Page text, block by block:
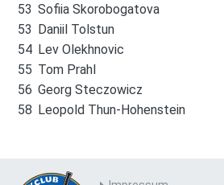
53 Sofiia Skorobogatova
53 Daniil Tolstun
54 Lev Olekhnovic
55 Tom Prahl
56 Georg Steczowicz
58 Leopold Thun-Hohenstein